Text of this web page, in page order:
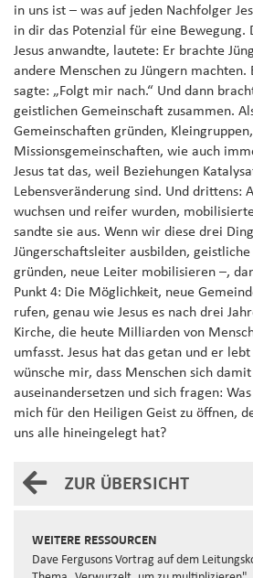
ZUR ÜBERSICHT
WEITERE RESSOURCEN
Dave Fergusons Vortrag auf dem
in uns ist – was auf jeden Nachfolger
in dir das Potenzial für eine Bewegung.
Jesus anwandte, lautete: Er brachte
andere Menschen zu Jüngern machten.
sagte: „Folgt mir nach.“ Und dann
geistlichen Gemeinschaft zusammen.
Gemeinschaften gründen, Kleingruppen,
Missionsgemeinschaften, wie auch
Jesus tat das, weil Beziehungen
Lebensveränderung sind. Und drittens:
wuchsen und reifer wurden,
sandte sie aus. Wenn wir diese drei
Jüngerschaftsleiter ausbilden,
gründen, neue Leiter mobilisieren –,
Punkt 4: Die Möglichkeit, neue
rufen, genau wie Jesus es nach drei
Kirche, die heute Milliarden von
umfasst. Jesus hat das getan und er
wünsche mir, dass Menschen sich
auseinandersetzen und sich fragen:
mich für den Heiligen Geist zu öffnen,
uns alle hineingelegt hat?